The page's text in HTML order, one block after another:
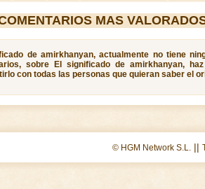
MAS
de amirkhanyan, actualmente no tiene
sobre El significado de amirkhanyan,
con todas las personas que quieran saber el
© HGM Network S.L. ||